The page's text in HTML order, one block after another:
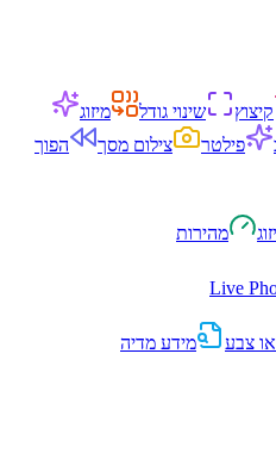
קיצוץ שינוי גודל
מיזוג
פילטר צילום מסך
הפוך
מהירות
צבע
מידע מדיה